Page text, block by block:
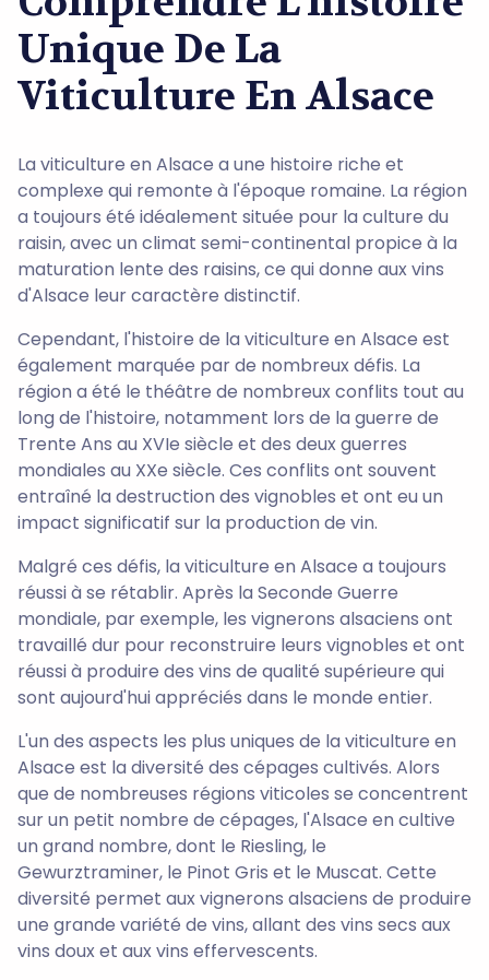
Unique De La
Viticulture En Alsace
La viticulture en Alsace a une histoire riche et
complexe qui remonte à l'époque romaine. La région
a toujours été idéalement située pour la culture du
raisin, avec un climat semi-continental propice à la
maturation lente des raisins, ce qui donne aux vins
d'Alsace leur caractère distinctif.
Cependant, l'histoire de la viticulture en Alsace est
également marquée par de nombreux défis. La
région a été le théâtre de nombreux conflits tout au
long de l'histoire, notamment lors de la guerre de
Trente Ans au XVIe siècle et des deux guerres
mondiales au XXe siècle. Ces conflits ont souvent
entraîné la destruction des vignobles et ont eu un
impact significatif sur la production de vin.
Malgré ces défis, la viticulture en Alsace a toujours
réussi à se rétablir. Après la Seconde Guerre
mondiale, par exemple, les vignerons alsaciens ont
travaillé dur pour reconstruire leurs vignobles et ont
réussi à produire des vins de qualité supérieure qui
sont aujourd'hui appréciés dans le monde entier.
L'un des aspects les plus uniques de la viticulture en
Alsace est la diversité des cépages cultivés. Alors
que de nombreuses régions viticoles se concentrent
sur un petit nombre de cépages, l'Alsace en cultive
un grand nombre, dont le Riesling, le
Gewurztraminer, le Pinot Gris et le Muscat. Cette
diversité permet aux vignerons alsaciens de produire
une grande variété de vins, allant des vins secs aux
vins doux et aux vins effervescents.